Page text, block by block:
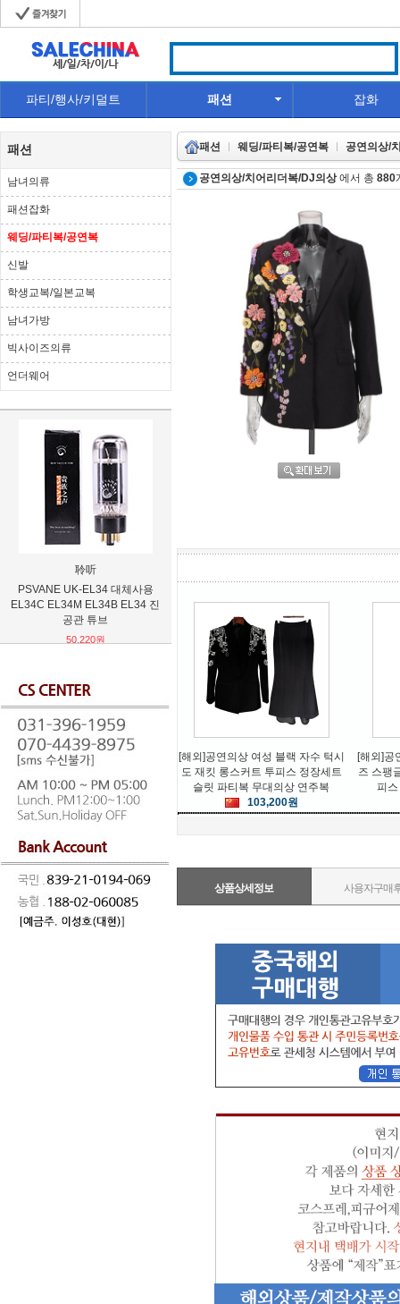
파티/행사/키덜트 패션 잡화
패션
남녀의류
패션잡화
웨딩/파티복/공연복
신발
학생교복/일본교복
남녀가방
빅사이즈의류
언더웨어
聆听
PSVANE UK-EL34 대체사용
EL34C EL34M EL34B EL34 진
공관 튜브
50,220원
살 26cm 불상 2종택1
254,400원
패션 웨딩/파티복/공연복 공연의상/
공연의상/치어리더복/DJ의상에서 총 880
[해외]공연의상 여성 블랙 자수 턱시
도 재킷 롱스커트 투피스 정장세트
슬릿 파티복 무대의상 연주복
103,200원
[해외]공
즈 스팽
피
상품상세정보 사용자구매